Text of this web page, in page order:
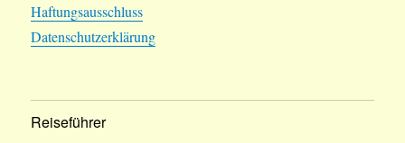
Haftungsausschluss
Datenschutzerklärung
Reiseführer